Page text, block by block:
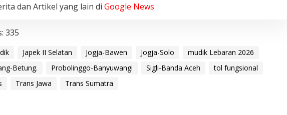
dan Artikel yang lain di Google News
335
Japek II Selatan Jogja-Bawen Jogja-Solo
mudik Lebaran 2026
Betung.
Probolinggo-Banyuwangi Sigli-Banda Aceh
tol fungsional
Trans Jawa Trans Sumatra